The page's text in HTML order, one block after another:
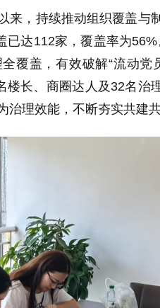
来，持续推动组织覆盖与
已达112家，覆盖率为
覆盖，有效破解“流动党
长、商圈达人及32名治
理效能，不断夯实共建